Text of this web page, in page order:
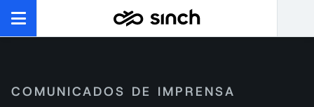
COMUNICADOS DE IMPRENSA